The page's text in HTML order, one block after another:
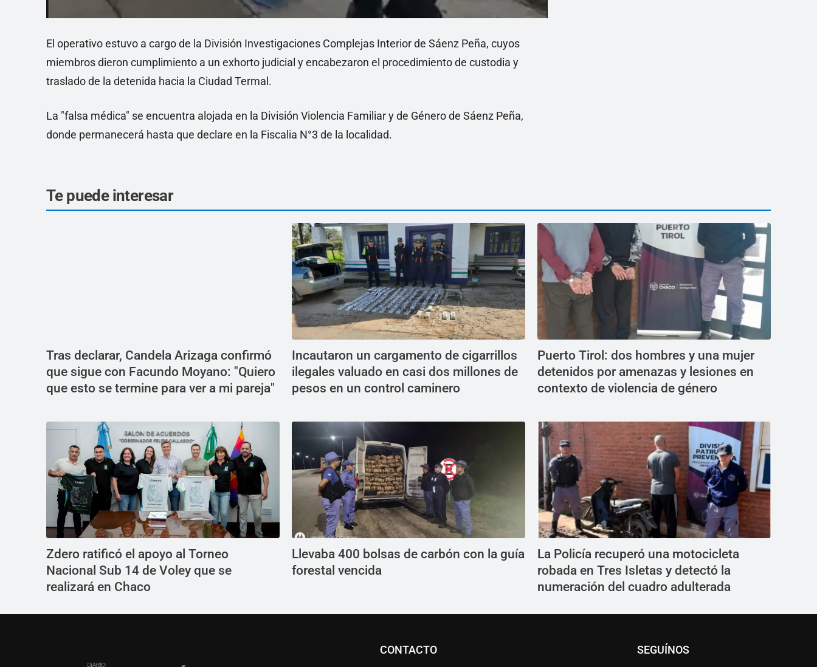
El operativo estuvo a cargo de la División Investigaciones Complejas Interior de Sáenz Peña, cuyos
miembros dieron cumplimiento a un exhorto judicial y encabezaron el procedimiento de custodia y
traslado de la detenida hacia la Ciudad Termal.
La "falsa médica" se encuentra alojada en la División Violencia Familiar y de Género de Sáenz Peña,
donde permanecerá hasta que declare en la Fiscalia N°3 de la localidad.
Te puede interesar
Tras declarar, Candela Arizaga confirmó
que sigue con Facundo Moyano: "Quiero
que esto se termine para ver a mi pareja"
Incautaron un cargamento de cigarrillos
ilegales valuado en casi dos millones de
pesos en un control caminero
Puerto Tirol: dos hombres y una mujer
detenidos por amenazas y lesiones en
contexto de violencia de género
Zdero ratificó el apoyo al Torneo
Nacional Sub 14 de Voley que se
realizará en Chaco
Llevaba 400 bolsas de carbón con la guía
forestal vencida
La Policía recuperó una motocicleta
robada en Tres Isletas y detectó la
numeración del cuadro adulterada
CONTACTO SEGUÍNOS